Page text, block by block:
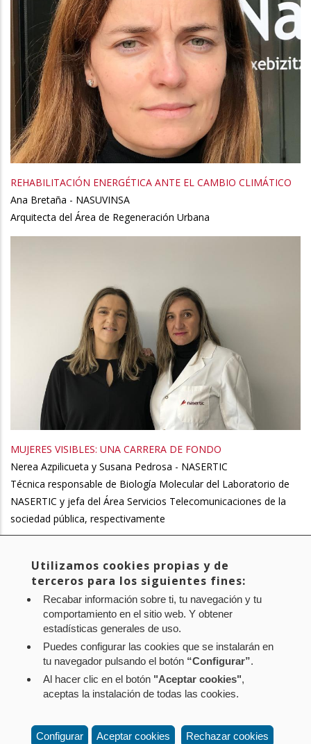
REHABILITACIÓN ENERGÉTICA ANTE EL CAMBIO CLIMÁTICO
Ana Bretaña - NASUVINSA
Arquitecta del Área de Regeneración Urbana
MUJERES VISIBLES: UNA CARRERA DE FONDO
Nerea Azpilicueta y Susana Pedrosa - NASERTIC
Técnica responsable de Biología Molecular del Laboratorio de
NASERTIC y jefa del Área Servicios Telecomunicaciones de la
sociedad pública, respectivamente
Paginación
Primera
página
« Primero
Página
anterior
‹ Anterior Page
1 Page
2
Página
actual
3
Page
6
Siguiente
página
Siguiente >
Última
página
Último »
Aviso legal Política de privacidad
Política de cookies
Contacto: Paseo de Sarasate nº 38, 2º Dcha - 31001
Utilizamos cookies propias y de
terceros para los siguientes fines:
Recabar información sobre ti, tu navegación y tu
comportamiento en el sitio web. Y obtener
estadísticas generales de uso.
Puedes configurar las cookies que se instalarán en
tu navegador pulsando el botón “Configurar”.
Al hacer clic en el botón "Aceptar cookies",
aceptas la instalación de todas las cookies.
Configurar Aceptar cookies Rechazar cookies